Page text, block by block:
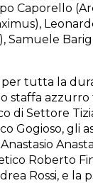
Caporello
Samuele
per tutta la
staffa azzurro
di Settore
Gogioso, gli
Roberto
Rossi, e la